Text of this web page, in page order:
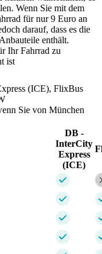
Wenn Sie mit dem
für nur 9 Euro an
darauf, dass es die
enthält.
Ihr Fahrrad zu
ist
(ICE), FlixBus
Sie von München
DB -
InterCity
Express
(ICE)